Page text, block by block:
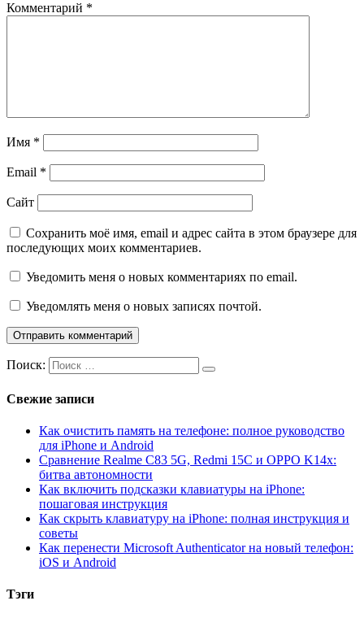
Комментарий *
Имя *
Email *
Сайт
Сохранить моё имя, email и адрес сайта в этом браузере для
последующих моих комментариев.
Уведомить меня о новых комментариях по email.
Уведомлять меня о новых записях почтой.
Поиск:
Свежие записи
Как очистить память на телефоне: полное руководство
для iPhone и Android
Сравнение Realme C83 5G, Redmi 15C и OPPO K14x:
битва автономности
Как включить подсказки клавиатуры на iPhone:
пошаговая инструкция
Как скрыть клавиатуру на iPhone: полная инструкция и
советы
Как перенести Microsoft Authenticator на новый телефон:
iOS и Android
Тэги